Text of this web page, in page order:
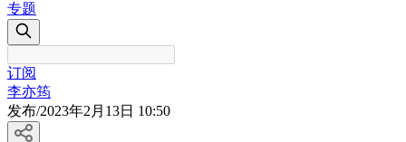
专题
订阅
李亦筠
发布/2023年2月13日 10:50